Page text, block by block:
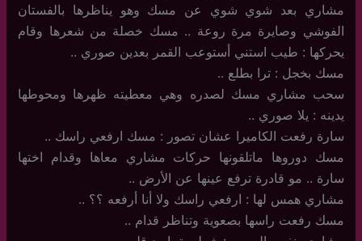
مشاري بعد شوي شوي عن مسك وهو يناظرها بالفستان
الفوشي وصايرة مرة روعة .. مسك خصلة من شعرها وقام
يحركها : طيب استني أستوعب القمر بعدين صوري ..
مسك بخجل : ترا بطلع ..
سحب مشاري مسك لصدره وهي معطيته ظهرها ومحوطها
يدينه : يلا صوري ..
سارة رفعت الكاميرا عشان تصور : مسك ارفعي راسك ..
مسك دوروها ماتلقونها حركات مشاري معاها وقدام اختها
سارة .. مو قادرة ترفع عينها عن الأرض ..
مشاري همس لها : ارفعي راسك ولا أنا أرفعه ؟؟ ..
مسك رفعت راسها بصعوية وتناظر قدام ..